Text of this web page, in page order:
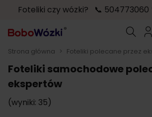
Foteliki czy wózki? 📞 504773060
Szukaj
Strona główna > Foteliki polecane przez
Foteliki samochodowe
ekspertów
(wyniki: 35)